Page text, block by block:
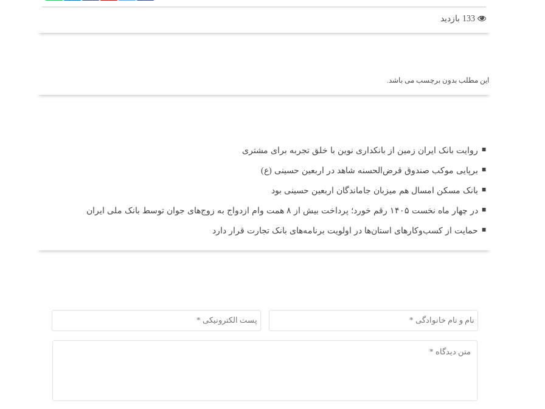
این مطلب بدون برچسب می باشد.
روایت بانک ایران زمین از بانکداری نوین با خلق تجربه برای مشتری
برپایی موکب صندوق قرض‌الحسنه شاهد در اربعین حسینی (ع)
بانک مسکن امسال هم میزبان جاماندگان اربعین حسینی بود
در چهار ماه نخست ۱۴۰۵ رقم خورد؛ پرداخت بیش از ۸ همت وام ازدواج به زوج‌های جوان توسط بانک ملی ایران
حمایت از کسب‌وکارهای استان‌ها در اولویت برنامه‌های بانک تجارت قرار دارد